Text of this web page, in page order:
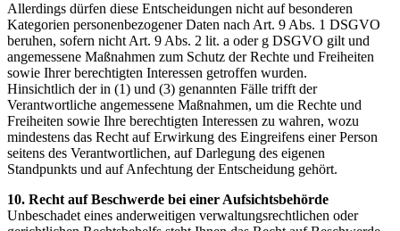
Allerdings dürfen diese Entscheidungen nicht auf besonderen
Kategorien personenbezogener Daten nach Art. 9 Abs. 1 DSGVO
beruhen, sofern nicht Art. 9 Abs. 2 lit. a oder g DSGVO gilt und
angemessene Maßnahmen zum Schutz der Rechte und Freiheiten
sowie Ihrer berechtigten Interessen getroffen wurden.
Hinsichtlich der in (1) und (3) genannten Fälle trifft der
Verantwortliche angemessene Maßnahmen, um die Rechte und
Freiheiten sowie Ihre berechtigten Interessen zu wahren, wozu
mindestens das Recht auf Erwirkung des Eingreifens einer Person
seitens des Verantwortlichen, auf Darlegung des eigenen
Standpunkts und auf Anfechtung der Entscheidung gehört.
10. Recht auf Beschwerde bei einer Aufsichtsbehörde
Unbeschadet eines anderweitigen verwaltungsrechtlichen oder